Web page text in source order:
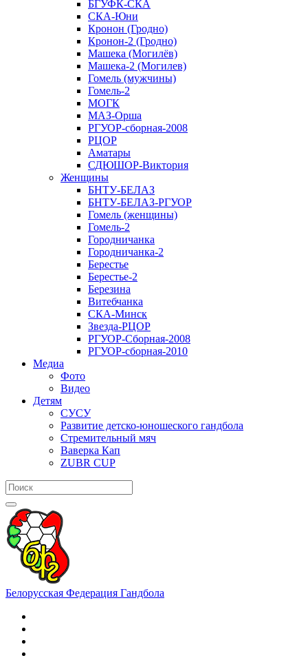
БГУФК-СКА
СКА-Юни
Кронон (Гродно)
Кронон-2 (Гродно)
Машека (Могилёв)
Машека-2 (Могилев)
Гомель (мужчины)
Гомель-2
МОГК
МАЗ-Орша
РГУОР-сборная-2008
РЦОР
Аматары
СДЮШОР-Виктория
Женщины
БНТУ-БЕЛАЗ
БНТУ-БЕЛАЗ-РГУОР
Гомель (женщины)
Гомель-2
Городничанка
Городничанка-2
Берестье
Берестье-2
Березина
Витебчанка
СКА-Минск
Звезда-РЦОР
РГУОР-Сборная-2008
РГУОР-сборная-2010
Медиа
Фото
Видео
Детям
СУСУ
Развитие детско-юношеского гандбола
Стремительный мяч
Ваверка Кап
ZUBR CUP
Белорусская Федерация Гандбола